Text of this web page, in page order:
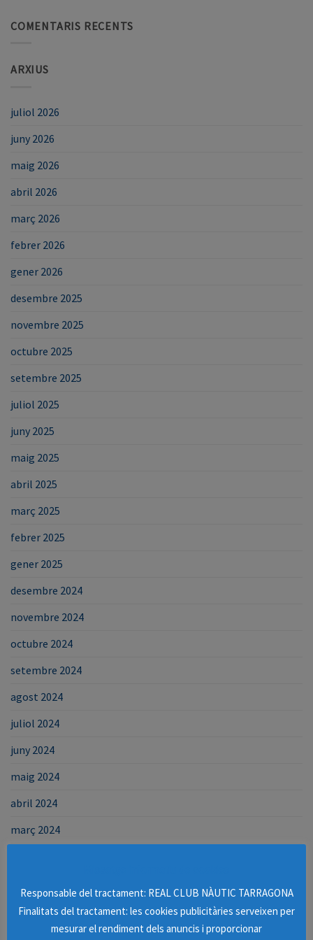
COMENTARIS RECENTS
ARXIUS
juliol 2026
juny 2026
maig 2026
abril 2026
març 2026
febrer 2026
gener 2026
desembre 2025
novembre 2025
octubre 2025
setembre 2025
juliol 2025
juny 2025
maig 2025
abril 2025
març 2025
febrer 2025
gener 2025
desembre 2024
novembre 2024
octubre 2024
setembre 2024
agost 2024
juliol 2024
juny 2024
maig 2024
abril 2024
març 2024
desembre 2023
octubre 2023
Responsable del tractament: REAL CLUB NÀUTIC TARRAGONA
Finalitats del tractament: les cookies publicitàries serveixen per
mesurar el rendiment dels anuncis i proporcionar